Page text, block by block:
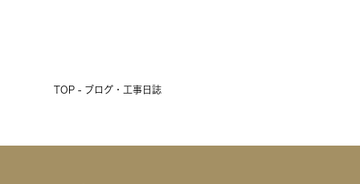
TOP - ブログ・工事日誌